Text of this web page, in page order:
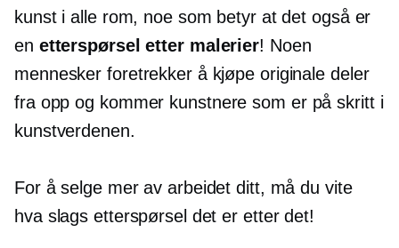
kunst i alle rom, noe som betyr at det også er
en etterspørsel etter malerier! Noen
mennesker foretrekker å kjøpe originale deler
fra opp og kommer kunstnere som er på skritt i
kunstverdenen.
For å selge mer av arbeidet ditt, må du vite
hva slags etterspørsel det er etter det!